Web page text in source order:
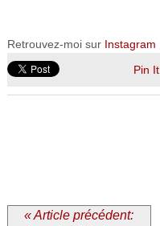
Retrouvez-moi sur Instagram
Pin It
« Article précédent: